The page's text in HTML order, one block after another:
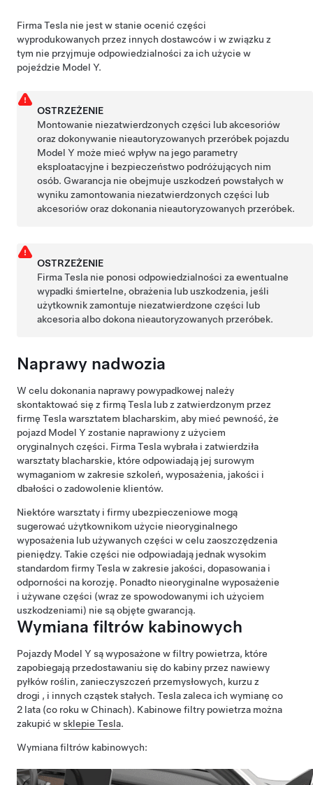
Firma Tesla nie jest w stanie ocenić części
wyprodukowanych przez innych dostawców i w związku z
tym nie przyjmuje odpowiedzialności za ich użycie w
pojeździe Model Y.
OSTRZEŻENIE
Montowanie niezatwierdzonych części lub akcesoriów
oraz dokonywanie nieautoryzowanych przeróbek pojazdu
Model Y może mieć wpływ na jego parametry
eksploatacyjne i bezpieczeństwo podróżujących nim
osób. Gwarancja nie obejmuje uszkodzeń powstałych w
wyniku zamontowania niezatwierdzonych części lub
akcesoriów oraz dokonania nieautoryzowanych przeróbek.
OSTRZEŻENIE
Firma Tesla nie ponosi odpowiedzialności za ewentualne
wypadki śmiertelne, obrażenia lub uszkodzenia, jeśli
użytkownik zamontuje niezatwierdzone części lub
akcesoria albo dokona nieautoryzowanych przeróbek.
Naprawy nadwozia
W celu dokonania naprawy powypadkowej należy
skontaktować się z firmą Tesla lub z zatwierdzonym przez
firmę Tesla warsztatem blacharskim, aby mieć pewność, że
pojazd Model Y zostanie naprawiony z użyciem
oryginalnych części. Firma Tesla wybrała i zatwierdziła
warsztaty blacharskie, które odpowiadają jej surowym
wymaganiom w zakresie szkoleń, wyposażenia, jakości i
dbałości o zadowolenie klientów.
Niektóre warsztaty i firmy ubezpieczeniowe mogą
sugerować użytkownikom użycie nieoryginalnego
wyposażenia lub używanych części w celu zaoszczędzenia
pieniędzy. Takie części nie odpowiadają jednak wysokim
standardom firmy Tesla w zakresie jakości, dopasowania i
odporności na korozję. Ponadto nieoryginalne wyposażenie
i używane części (wraz ze spowodowanymi ich użyciem
uszkodzeniami) nie są objęte gwarancją.
Wymiana filtrów kabinowych
Pojazdy Model Y są wyposażone w filtry powietrza, które
zapobiegają przedostawaniu się do kabiny przez nawiewy
pyłków roślin, zanieczyszczeń przemysłowych, kurzu z
drogi , i innych cząstek stałych. Tesla zaleca ich wymianę co
2 lata (co roku w Chinach). Kabinowe filtry powietrza można
zakupić wsklepie Tesla.
Wymiana filtrów kabinowych: